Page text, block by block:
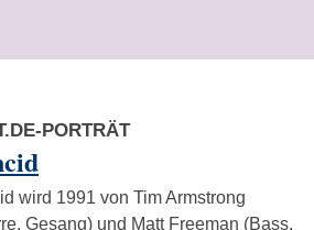
PORTRÄT
wird 1991 von Tim Armstrong
Gesang) und Matt Freeman (Bass,